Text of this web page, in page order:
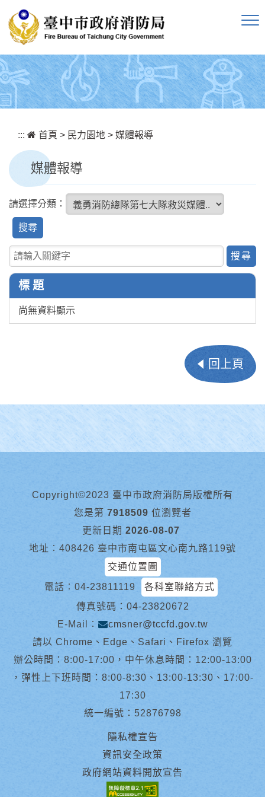
::: 首頁 > 民力園地 > 媒體報導
媒體報導
請選擇分類：
關鍵字查詢
標 題
尚無資料顯示
回上頁
Copyright©2023 臺中市政府消防局版權所有
您是第 7918509 位瀏覽者
更新日期 2026-08-07
地址︰408426 臺中市南屯區文心南九路119號
交通位置圖
電話︰ 04-23811119
各科室聯絡方式
傳真號碼：04-23820672
E-Mail︰
cmsner@tccfd.gov.tw
請以 Chrome、Edge、Safari、Firefox 瀏覽
辦公時間：8:00-17:00，中午休息時間：12:00-13:00
，彈性上下班時間：8:00-8:30、13:00-13:30、17:00-
17:30
統一編號：52876798
隱私權宣告
資訊安全政策
政府網站資料開放宣告